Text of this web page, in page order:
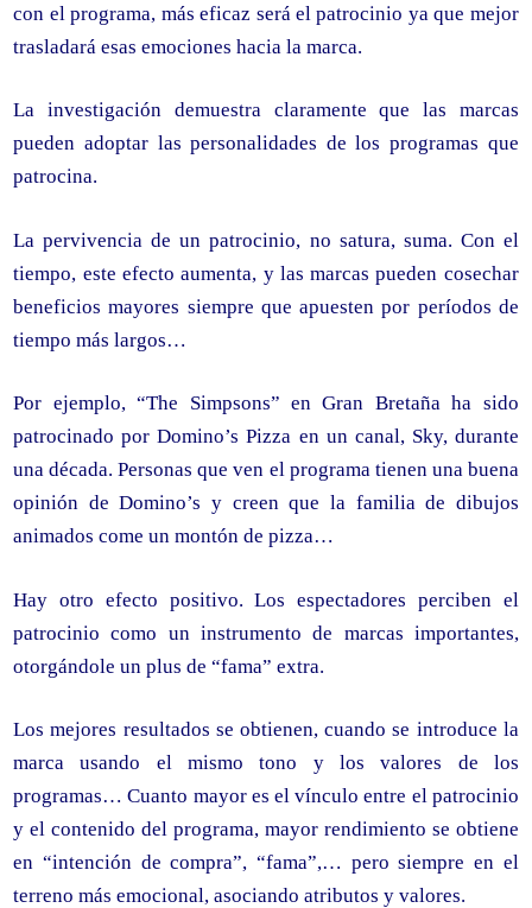
con el programa, más eficaz será el patrocinio ya que mejor
trasladará esas emociones hacia la marca.
La investigación demuestra claramente que las marcas
pueden adoptar las personalidades de los programas que
patrocina.
La pervivencia de un patrocinio, no satura, suma. Con el
tiempo, este efecto aumenta, y las marcas pueden cosechar
beneficios mayores siempre que apuesten por períodos de
tiempo más largos…
Por ejemplo, “The Simpsons” en Gran Bretaña ha sido
patrocinado por Domino’s Pizza en un canal, Sky, durante
una década. Personas que ven el programa tienen una buena
opinión de Domino’s y creen que la familia de dibujos
animados come un montón de pizza…
Hay otro efecto positivo. Los espectadores perciben el
patrocinio como un instrumento de marcas importantes,
otorgándole un plus de “fama” extra.
Los mejores resultados se obtienen, cuando se introduce la
marca usando el mismo tono y los valores de los
programas… Cuanto mayor es el vínculo entre el patrocinio
y el contenido del programa, mayor rendimiento se obtiene
en “intención de compra”, “fama”,… pero siempre en el
terreno más emocional, asociando atributos y valores.